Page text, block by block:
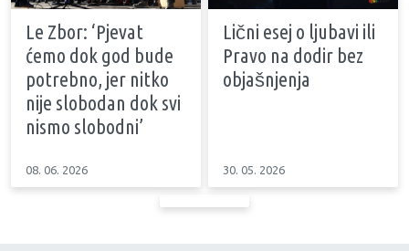
Le Zbor: ‘Pjevat
ćemo dok god bude
potrebno, jer nitko
nije slobodan dok svi
nismo slobodni’
08. 06. 2026
Lični esej o ljubavi ili
Pravo na dodir bez
objašnjenja
30. 05. 2026